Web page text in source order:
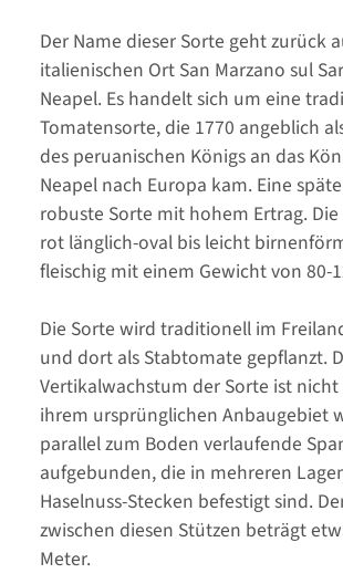
Der Name dieser Sorte geht zurück
italienischen Ort San Marzano sul
Neapel. Es handelt sich um eine
Tomatensorte, die 1770 angeblich
des peruanischen Königs an das
Neapel nach Europa kam. Eine
robuste Sorte mit hohem Ertrag.
rot länglich-oval bis leicht
fleischig mit einem Gewicht von 80-
Die Sorte wird traditionell im
und dort als Stabtomate gepflanzt.
Vertikalwachstum der Sorte ist
ihrem ursprünglichen Anbaugebiet
parallel zum Boden verlaufende
aufgebunden, die in mehreren
Haselnuss-Stecken befestigt sind.
zwischen diesen Stützen beträgt
Meter.